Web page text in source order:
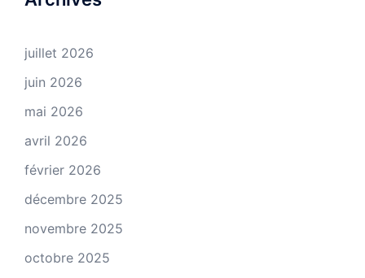
juillet 2026
juin 2026
mai 2026
avril 2026
février 2026
décembre 2025
novembre 2025
octobre 2025